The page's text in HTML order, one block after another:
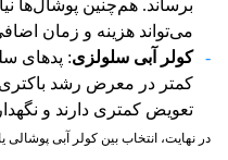
برساند. هم‌چنین پوشال‌ها
می‌تواند هزینه و زمان
کولر آبی سلولزی: پدهای
کمتر در معرض رشد باکتری
تعویض کمتری دارند و
در نهایت، انتخاب بین کولر آبی پوشالی